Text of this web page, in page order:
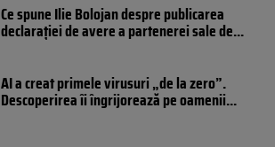
Ce spune Ilie Bolojan despre publicarea
declarației de avere a partenerei sale de...
AI a creat primele virusuri „de la zero”.
Descoperirea îi îngrijorează pe oamenii...